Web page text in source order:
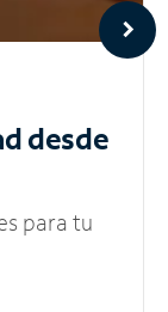
desde
para tu